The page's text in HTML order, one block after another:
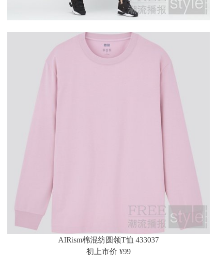
AIRism棉混纺圆领T恤 433037
初上市价 ¥99